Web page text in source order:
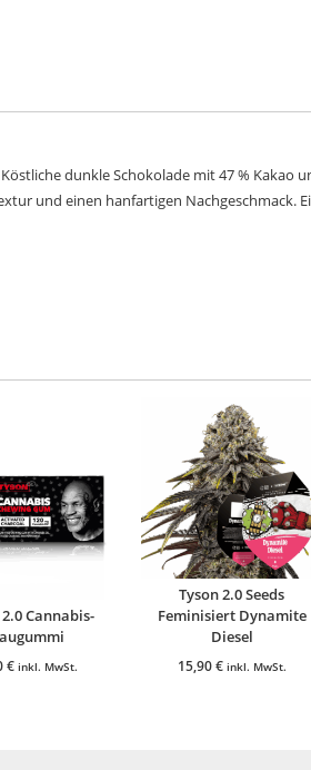
dunkle Schokolade mit 47 % Kakao
und einen hanfartigen Nachgeschmack.
Cannabis-
€ inkl. MwSt.
Tyson 2.0 Seeds
Feminisiert Dynamite
Diesel
15,90€ inkl. MwSt.